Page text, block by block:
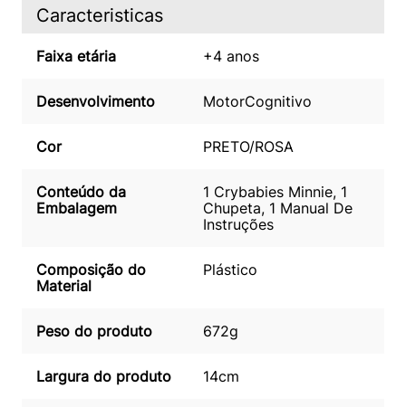
Caracteristicas
Faixa etária +4 anos
Desenvolvimento MotorCognitivo
Cor PRETO/ROSA
Conteúdo da
Embalagem
1 Crybabies Minnie, 1
Chupeta, 1 Manual De
Instruções
Composição do
Material
Plástico
Peso do produto 672g
Largura do produto 14cm